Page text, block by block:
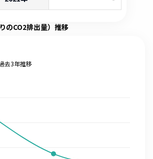
のCO2排出量）推移
去3年推移